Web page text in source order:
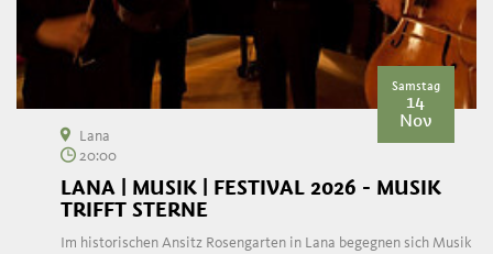
Samstag
14
Nov
Lana
20:00
LANA | MUSIK | FESTIVAL 2026 - MUSIK
TRIFFT STERNE
Im historischen Ansitz Rosengarten in Lana begegnen sich Musik